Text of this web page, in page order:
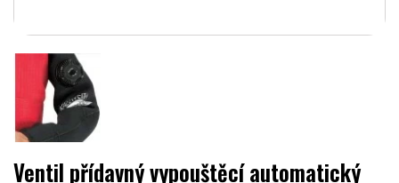
Ventil přídavný vypouštěcí automatický